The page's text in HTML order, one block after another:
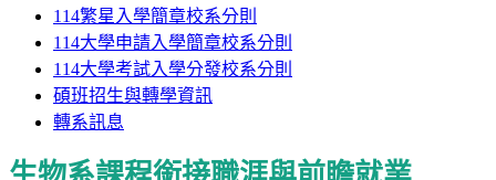
114繁星入學簡章校系分則
114大學申請入學簡章校系分則
114大學考試入學分發校系分則
碩班招生與轉學資訊
轉系訊息